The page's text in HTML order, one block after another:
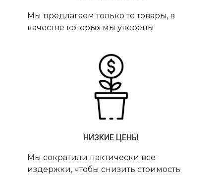
Мы предлагаем только те товары, в
качестве которых мы уверены
НИЗКИЕ ЦЕНЫ
Мы сократили пактически все
издержки, чтобы снизить стоимость